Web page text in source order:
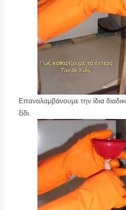
Επαναλαμβάνουμε την ίδια
ξίδι.